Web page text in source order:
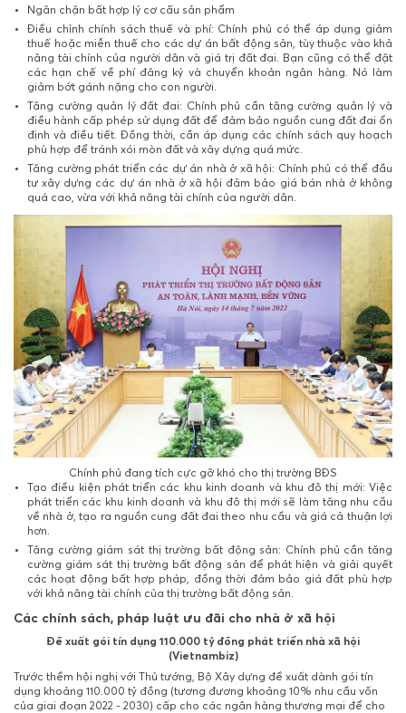
Ngăn chặn bất hợp lý cơ cấu sản phẩm
Điều chỉnh chính sách thuế và phí: Chính phủ có thể áp dụng giảm
thuế hoặc miễn thuế cho các dự án bất động sản, tùy thuộc vào khả
năng tài chính của người dân và giá trị đất đai. Bạn cũng có thể đặt
các hạn chế về phí đăng ký và chuyển khoản ngân hàng. Nó làm
giảm bớt gánh nặng cho con người.
Tăng cường quản lý đất đai: Chính phủ cần tăng cường quản lý và
điều hành cấp phép sử dụng đất để đảm bảo nguồn cung đất đai ổn
định và điều tiết. Đồng thời, cần áp dụng các chính sách quy hoạch
phù hợp để tránh xói mòn đất và xây dựng quá mức.
Tăng cường phát triển các dự án nhà ở xã hội: Chính phủ có thể đầu
tư xây dựng các dự án nhà ở xã hội đảm bảo giá bán nhà ở không
quá cao, vừa với khả năng tài chính của người dân.
Chính phủ đang tích cực gỡ khó cho thị trường BĐS
Tạo điều kiện phát triển các khu kinh doanh và khu đô thị mới: Việc
phát triển các khu kinh doanh và khu đô thị mới sẽ làm tăng nhu cầu
về nhà ở, tạo ra nguồn cung đất đai theo nhu cầu và giá cả thuận lợi
hơn.
Tăng cường giám sát thị trường bất động sản: Chính phủ cần tăng
cường giám sát thị trường bất động sản để phát hiện và giải quyết
các hoạt động bất hợp pháp, đồng thời đảm bảo giá đất phù hợp
với khả năng tài chính của thị trường bất động sản.
Các chính sách, pháp luật ưu đãi cho nhà ở xã hội
Đề xuất gói tín dụng 110.000 tỷ đồng phát triển nhà xã hội
(Vietnambiz)
Trước thềm hội nghị với Thủ tướng, Bộ Xây dựng đề xuất dành gói tín
dụng khoảng 110.000 tỷ đồng (tương đương khoảng 10% nhu cầu vốn
của giai đoạn 2022 - 2030) cấp cho các ngân hàng thương mại để cho